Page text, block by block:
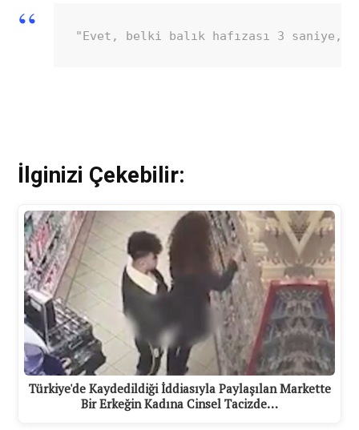
"Evet, belki balık hafızası 3 saniye,
İlginizi Çekebilir:
Türkiye'de Kaydedildiği İddiasıyla Paylaşılan Markette
Bir Erkeğin Kadına Cinsel Tacizde…